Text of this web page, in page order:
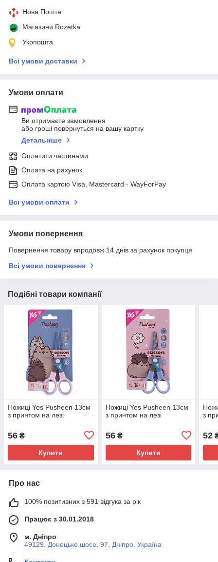
Нова Пошта
Магазини Rozetka
Укрпошта
Всі умови доставки
Умови оплати
Ви отримаєте замовлення
або гроші повернуться на вашу картку
Детальніше
Оплатити частинами
Оплата на рахунок
Оплата картою Visa, Mastercard - WayForPay
Всі умови оплати
Умови повернення
Повернення товару впродовж 14 днів за рахунок покупця
Всі умови повернення
Подібні товари компанії
Ножиці Yes Pusheen 13см
з принтом на лезі
56 ₴
Купити
Ножиці Yes Pusheen 13см
з принтом на лезі
56₴
Купити
з
52
Про нас
100% позитивних з 591 відгука за рік
Працює з 30.01.2018
м. Дніпро
49129, Донецьке шосе, 97, Дніпро, Україна